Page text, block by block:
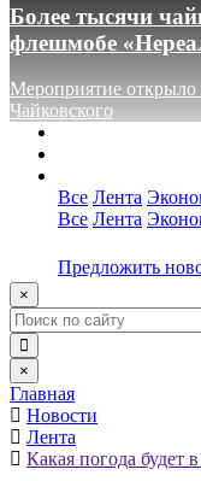
Более тысячи
флешмобе
Мероприятие открыло
Чайковского
Все Лента
Все Лента
Предложить
×
×
Главная
Новости
Лента
Какая погода будет